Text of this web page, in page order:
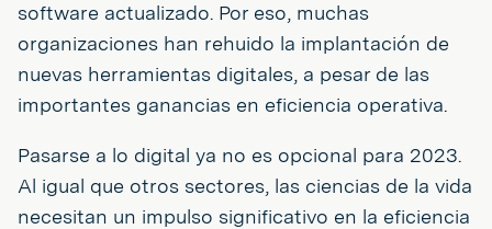
software actualizado. Por eso, muchas
organizaciones han rehuido la implantación de
nuevas herramientas digitales, a pesar de las
importantes ganancias en eficiencia operativa.
Pasarse a lo digital ya no es opcional para 2023.
Al igual que otros sectores, las ciencias de la vida
necesitan un impulso significativo en la eficiencia